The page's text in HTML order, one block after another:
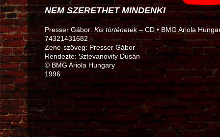
NEM SZERETHET MINDENKI
Presser Gábor: Kis történetek– CD • BMG Ariola
74321431682
Zene-szöveg: Presser Gábor
Rendezte: Sztevanovity Dusán
© BMG Ariola Hungary
1996